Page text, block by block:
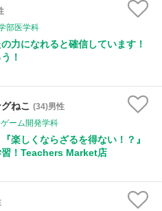
部医学科
力になれると確信しています！
！
ねこ (34)男性
ゲーム開発学科
楽しくならざるを得ない！？』
習！Teachers Market店